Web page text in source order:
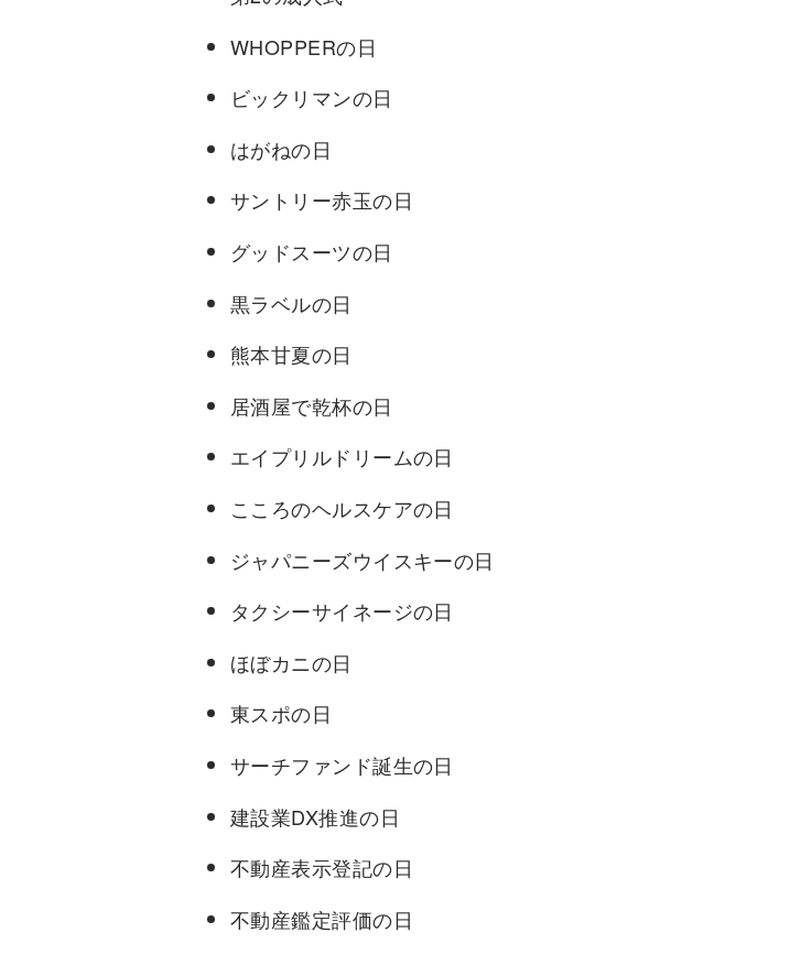
WHOPPERの日
ビックリマンの日
はがねの日
サントリー赤玉の日
グッドスーツの日
黒ラベルの日
熊本甘夏の日
居酒屋で乾杯の日
エイプリルドリームの日
こころのヘルスケアの日
ジャパニーズウイスキーの日
タクシーサイネージの日
ほぼカニの日
東スポの日
サーチファンド誕生の日
建設業DX推進の日
不動産表示登記の日
不動産鑑定評価の日